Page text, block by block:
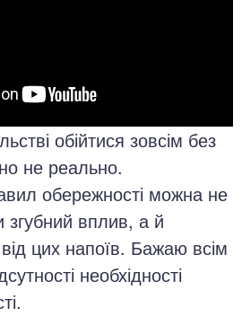
обійтися зовсім без
не реально.
обережності можна не
згубний вплив, а й
цих напоїв. Бажаю всім
необхідності